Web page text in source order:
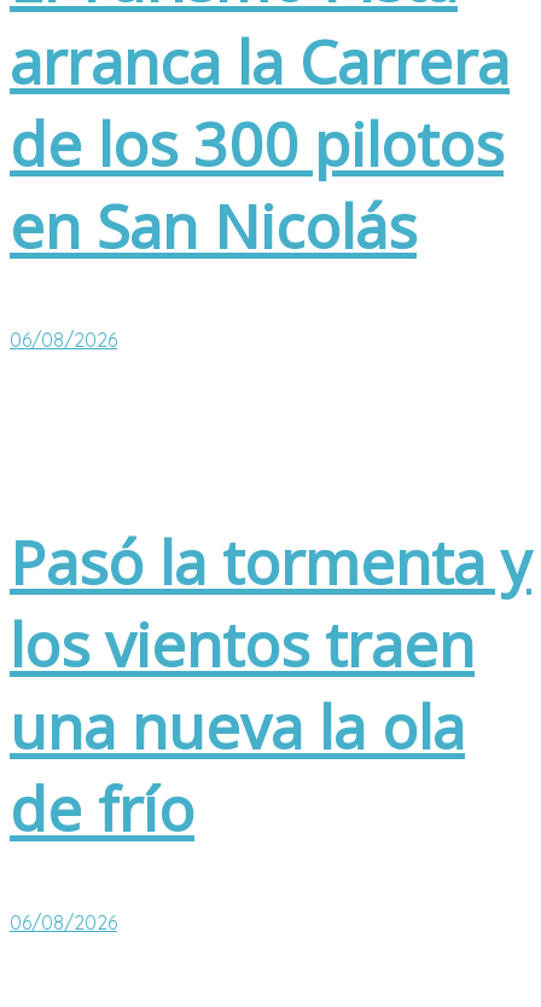
arranca la Carrera
de los 300 pilotos
en San Nicolás
06/08/2026
Pasó la tormenta y
los vientos traen
una nueva la ola
de frío
06/08/2026